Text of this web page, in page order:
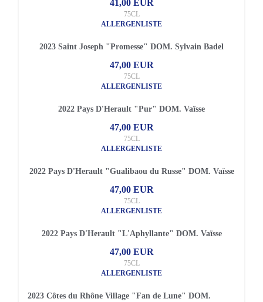
41,00 EUR
75CL
ALLERGENLISTE
2023 Saint Joseph "Promesse" DOM. Sylvain Badel
47,00 EUR
75CL
ALLERGENLISTE
2022 Pays D'Herault "Pur" DOM. Vaïsse
47,00 EUR
75CL
ALLERGENLISTE
2022 Pays D'Herault "Gualibaou du Russe" DOM. Vaïsse
47,00 EUR
75CL
ALLERGENLISTE
2022 Pays D'Herault "L'Aphyllante" DOM. Vaïsse
47,00 EUR
75CL
ALLERGENLISTE
2023 Côtes du Rhône Village "Fan de Lune" DOM.